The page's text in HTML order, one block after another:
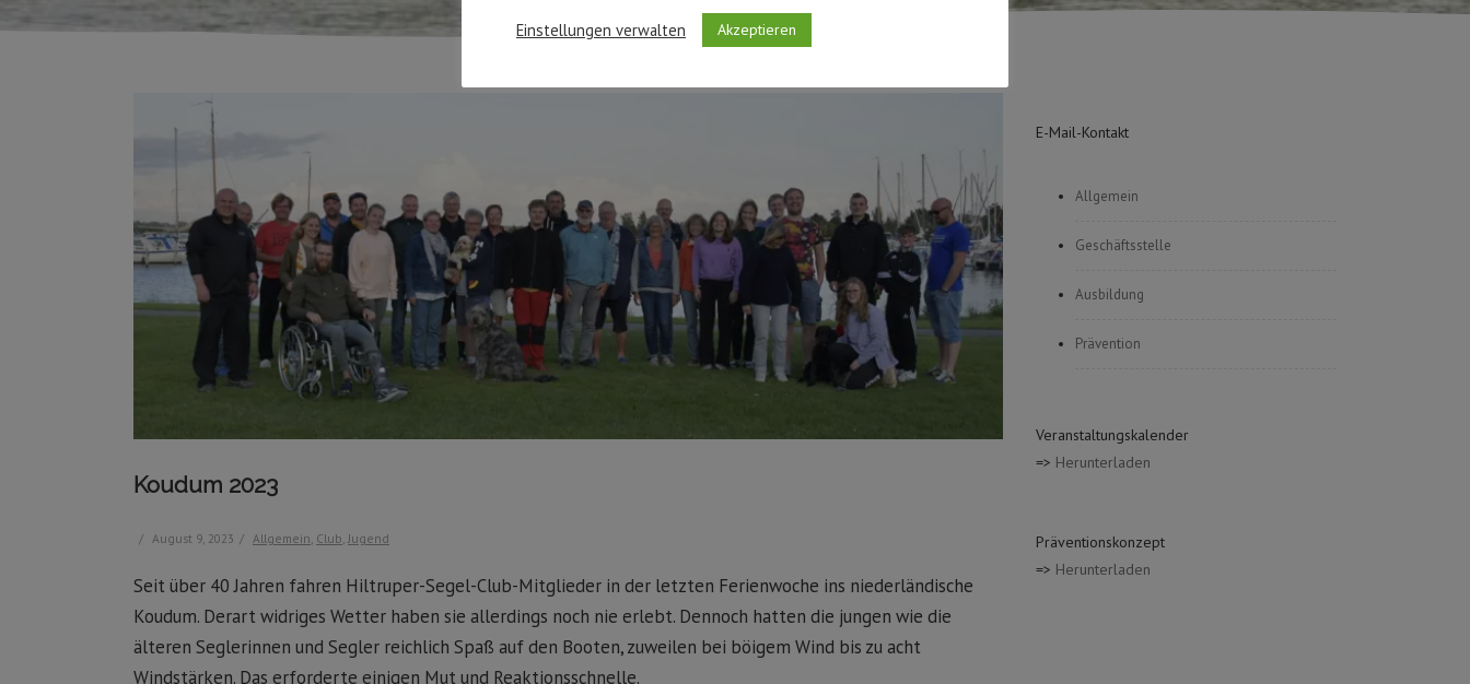
Koudum 2023
/ August 9, 2023 / Allgemein, Club,Jugend
Seit über 40 Jahren fahren Hiltruper-Segel-Club-Mitglieder in der letzten Ferienwoche ins niederländische
Koudum. Derart widriges Wetter haben sie allerdings noch nie erlebt. Dennoch hatten die jungen wie die
älteren Seglerinnen und Segler reichlich Spaß auf den Booten, zuweilen bei böigem Wind bis zu acht
Windstärken. Das erforderte einigen Mut und Reaktionsschnelle.
E-Mail-Kontakt
Allgemein
Geschäftsstelle
Ausbildung
Prävention
Veranstaltungskalender
=> Herunterladen
Präventionskonzept
=> Herunterladen
Einstellungen verwalten
Akzeptieren